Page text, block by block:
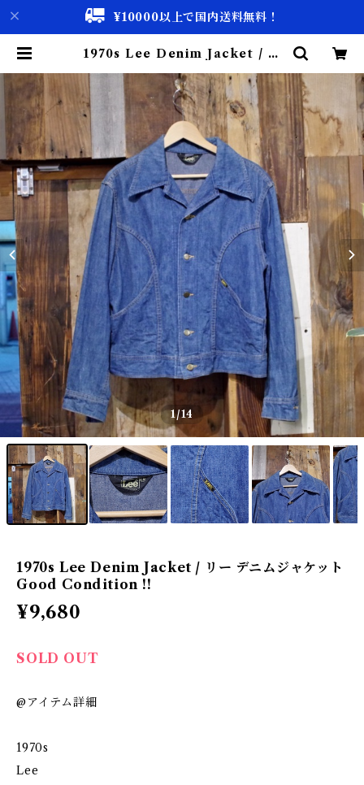
¥10000以上で国内送料無料！
1970s Lee Denim Jacket / リ
ition !! | 古着屋 仙台 biscco【古
着 & Vintage 通販】
1/14
1970s Lee Denim Jacket / リー デニムジャケット
Good Condition !!
¥9,680
SOLD OUT
@アイテム詳細
1970s
Lee